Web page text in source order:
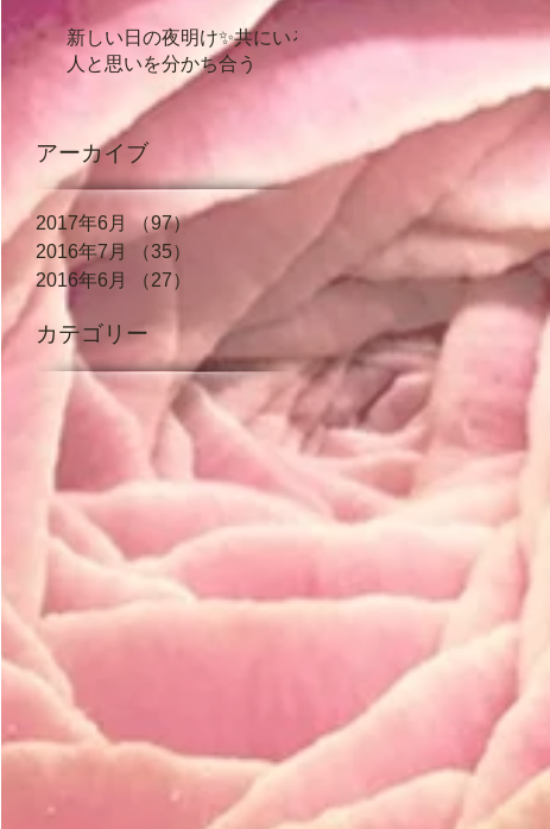
新しい日の夜明け✨共にいる
人と思いを分かち合う
アーカイブ
2017年6月 （97）97件の記事
2016年7月
（35）
2016年6月
（27）
カテゴリー